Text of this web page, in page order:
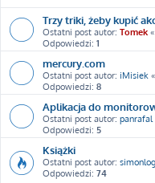
Trzy triki, żeby kupić
Ostatni post autor: Tomek «
Odpowiedzi: 1
mercury.com
Ostatni post autor: iMisiek «
Odpowiedzi: 8
Aplikacja do
Ostatni post autor: panrafal
Odpowiedzi: 5
Książki
Ostatni post autor:
Odpowiedzi: 74